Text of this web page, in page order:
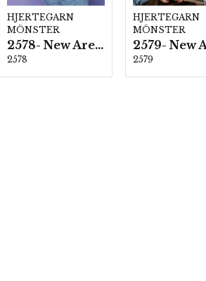
HJERTEGARN
MÖNSTER
2578- New Arezzo
2578
HJERTEGARN
MÖNSTER
2579